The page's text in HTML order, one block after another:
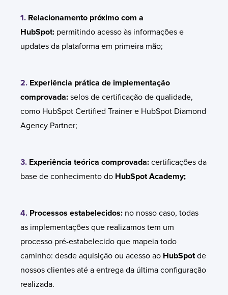
1. Relacionamento próximo com a
HubSpot: permitindo acesso às informações e
updates da plataforma em primeira mão;
2. Experiência prática de implementação
comprovada: selos de certificação de qualidade,
como HubSpot Certified Trainer e HubSpot Diamond
Agency Partner;
3. Experiência teórica comprovada: certificações da
base de conhecimento do HubSpot Academy;
4. Processos estabelecidos: no nosso caso, todas
as implementações que realizamos tem um
processo pré-estabelecido que mapeia todo
caminho: desde aquisição ou acesso ao HubSpotde
nossos clientes até a entrega da última configuração
realizada.